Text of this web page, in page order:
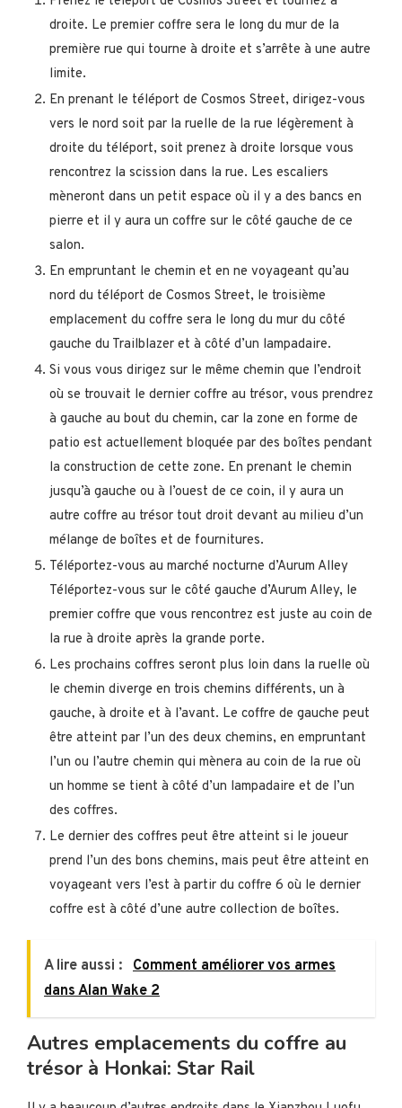
droite. Le premier coffre sera le long du mur de la
première rue qui tourne à droite et s’arrête à une autre
limite.
En prenant le téléport de Cosmos Street, dirigez-vous
vers le nord soit par la ruelle de la rue légèrement à
droite du téléport, soit prenez à droite lorsque vous
rencontrez la scission dans la rue. Les escaliers
mèneront dans un petit espace où il y a des bancs en
pierre et il y aura un coffre sur le côté gauche de ce
salon.
En empruntant le chemin et en ne voyageant qu’au
nord du téléport de Cosmos Street, le troisième
emplacement du coffre sera le long du mur du côté
gauche du Trailblazer et à côté d’un lampadaire.
Si vous vous dirigez sur le même chemin que l’endroit
où se trouvait le dernier coffre au trésor, vous prendrez
à gauche au bout du chemin, car la zone en forme de
patio est actuellement bloquée par des boîtes pendant
la construction de cette zone. En prenant le chemin
jusqu’à gauche ou à l’ouest de ce coin, il y aura un
autre coffre au trésor tout droit devant au milieu d’un
mélange de boîtes et de fournitures.
Téléportez-vous au marché nocturne d’Aurum Alley
Téléportez-vous sur le côté gauche d’Aurum Alley, le
premier coffre que vous rencontrez est juste au coin de
la rue à droite après la grande porte.
Les prochains coffres seront plus loin dans la ruelle où
le chemin diverge en trois chemins différents, un à
gauche, à droite et à l’avant. Le coffre de gauche peut
être atteint par l’un des deux chemins, en empruntant
l’un ou l’autre chemin qui mènera au coin de la rue où
un homme se tient à côté d’un lampadaire et de l’un
des coffres.
Le dernier des coffres peut être atteint si le joueur
prend l’un des bons chemins, mais peut être atteint en
voyageant vers l’est à partir du coffre 6 où le dernier
coffre est à côté d’une autre collection de boîtes.
A lire aussi : Comment améliorer vos armes
dans Alan Wake 2
Autres emplacements du coffre au
trésor à Honkai: Star Rail